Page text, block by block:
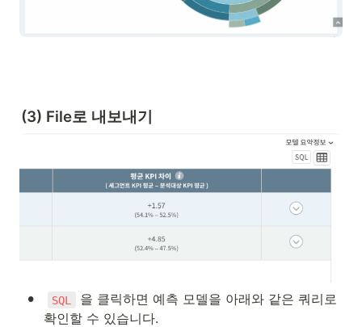
(3) File로 내보내기
• SQL
을 클릭하면 예측 모델을 아래와 같은 쿼리로
확인할 수 있습니다.